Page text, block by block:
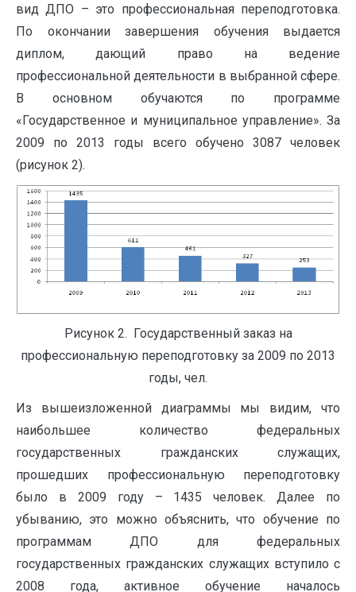
вид ДПО – это профессиональная переподготовка.
По окончании завершения обучения выдается
диплом, дающий право на ведение
профессиональной деятельности в выбранной сфере.
В основном обучаются по программе
«Государственное и муниципальное управление». За
2009 по 2013 годы всего обучено 3087 человек
(рисунок 2).
Рисунок 2. Государственный заказ на
профессиональную переподготовку за 2009 по 2013
годы, чел.
Из вышеизложенной диаграммы мы видим, что
наибольшее количество федеральных
государственных гражданских служащих,
прошедших профессиональную переподготовку
было в 2009 году – 1435 человек. Далее по
убыванию, это можно объяснить, что обучение по
программам ДПО для федеральных
государственных гражданских служащих вступило с
2008 года, активное обучение началось